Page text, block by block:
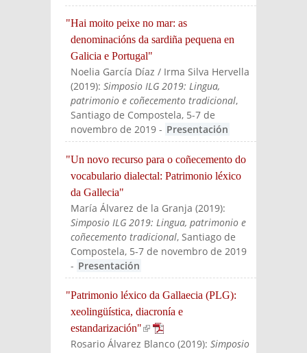
"Hai moito peixe no mar: as
denominacións da sardiña pequena en
Galicia e Portugal"
Noelia García Díaz / Irma Silva Hervella
(2019):Simposio ILG 2019: Lingua,
patrimonio e coñecemento tradicional,
Santiago de Compostela, 5-7 de
novembro de 2019 - Presentación
"Un novo recurso para o coñecemento do
vocabulario dialectal: Patrimonio léxico
da Gallecia"
María Álvarez de la Granja(2019):
Simposio ILG 2019: Lingua, patrimonio e
coñecemento tradicional, Santiago de
Compostela, 5-7 de novembro de 2019
- Presentación
"Patrimonio léxico da Gallaecia (PLG):
xeolingüística, diacronía e
estandarización"(link is external)
Rosario Álvarez Blanco (2019):Simposio